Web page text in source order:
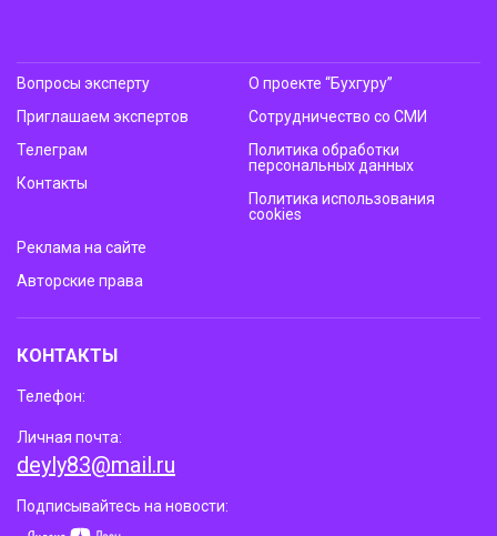
Вопросы эксперту
Приглашаем экспертов
Телеграм
Контакты
О проекте “Бухгуру”
Сотрудничество со СМИ
Политика обработки
персональных данных
Политика использования
cookies
Реклама на сайте
Авторские права
КОНТАКТЫ
Телефон:
Личная почта:
deyly83@mail.ru
Подписывайтесь на новости: